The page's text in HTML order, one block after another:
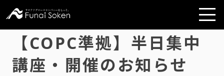
【COPC準拠】半日集中
講座・開催のお知らせ